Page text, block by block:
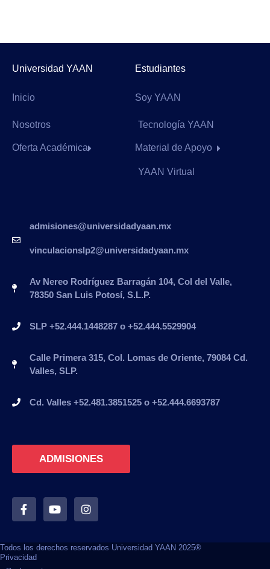
Universidad YAAN
Inicio
Nosotros
Oferta Académica
Estudiantes
Soy YAAN
Tecnología YAAN
Material de Apoyo
YAAN Virtual
admisiones@universidadyaan.mx
vinculacionslp2@universidadyaan.mx
Av Nereo Rodríguez Barragán 104, Col del Valle,
78350 San Luis Potosí, S.L.P.
SLP +52.444.1448287 o +52.444.5529904
Calle Primera 315, Col. Lomas de Oriente, 79084 Cd.
Valles, SLP.
Cd. Valles +52.481.3851525 o +52.444.6693787
ADMISIONES
Todos los derechos reservados Universidad YAAN 2025®
Privacidad